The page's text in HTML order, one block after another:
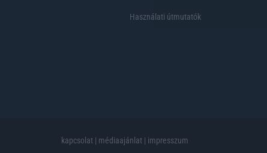
Használati útmutatók
kapcsolat | médiaajánlat | impresszum